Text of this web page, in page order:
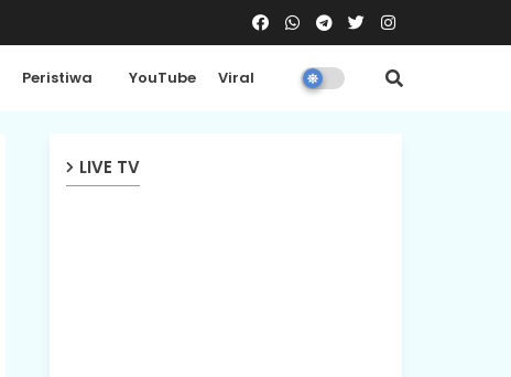
Peristiwa YouTube Viral
LIVE TV